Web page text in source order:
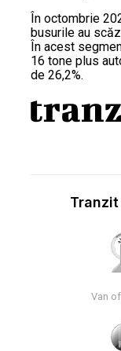
În octombrie
busurile au
În acest
16 tone plus
de 26,2%.
Van